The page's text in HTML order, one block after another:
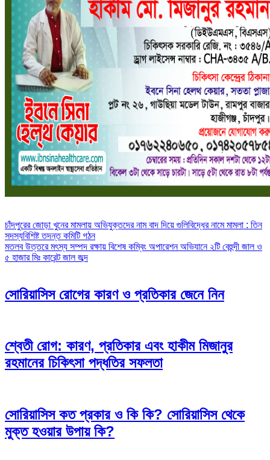
Post
navigation
চাঁদপুরের জোড়া খুনের মামলায় অভিযুক্তদের নাম বাদ দিয়ে গুলিবিদ্ধের নামে মামলা : তিন
সদস্যবিশিষ্ট তদন্ত কমিটি গঠন
মতলব উত্তরে মৎস্য সম্পদ রক্ষায় বিশেষ কম্বিং অপারেশন অভিযানে ২টি বেহুন্দী জাল ও
৫ হাজার মিঃ কারেন্ট জাল জব্দ
সোরিয়াসিস রোগের কারণ ও প্রতিকার জেনে নিন
শ্বেতী রোগ: কারণ, প্রতিকার এবং হাকীম মিজানুর
রহমানের চিকিৎসা পদ্ধতির সফলতা
সোরিয়াসিস কত প্রকার ও কি কি? সোরিয়াসিস থেকে
মুক্ত হওয়ার উপায় কি?